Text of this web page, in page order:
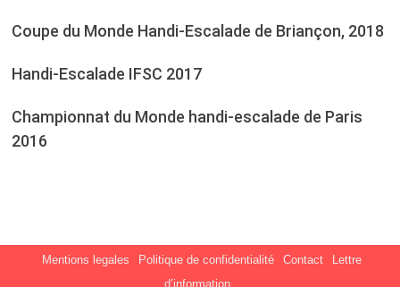
Coupe du Monde Handi-Escalade de Briançon, 2018
Handi-Escalade IFSC 2017
Championnat du Monde handi-escalade de Paris
2016
Mentions legales Politique de confidentialité Contact
Lettre
d’information